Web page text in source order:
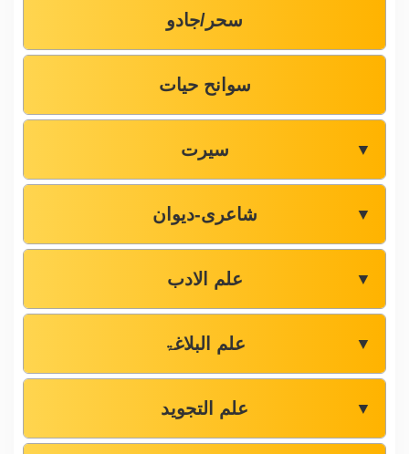
سحر/جادو
سوانح حیات
سیرت ▼
شاعری-دیوان ▼
علم الادب ▼
علم البلاغۃ ▼
علم التجوید ▼